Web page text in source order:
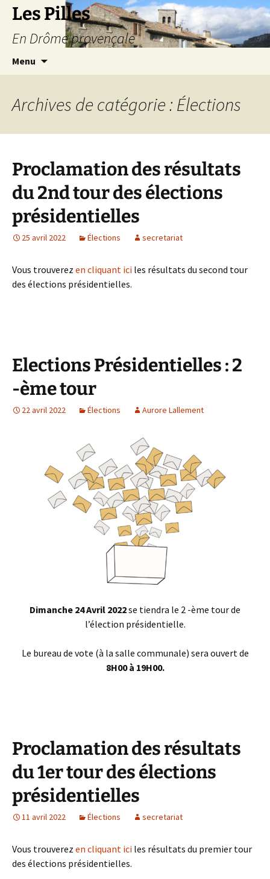
Les Pilles
En Drôme provençale
Menu
Archives de catégorie : Élections
Proclamation des résultats
du 2nd tour des élections
présidentielles
25 avril 2022 Élections secretariat
Vous trouverez en cliquant ici les résultats du second tour
des élections présidentielles.
Elections Présidentielles : 2
-ème tour
22 avril 2022 Élections Aurore Lallement
Dimanche 24 Avril 2022se tiendra le 2 -ème tour de
l’élection présidentielle.
Le bureau de vote (à la salle communale) sera ouvert de
8H00 à 19H00.
Proclamation des résultats
du 1er tour des élections
présidentielles
11 avril 2022 Élections secretariat
Vous trouverez en cliquant ici les résultats du premier tour
des élections présidentielles.